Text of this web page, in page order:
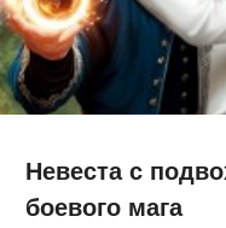
Невеста с
боевого мага